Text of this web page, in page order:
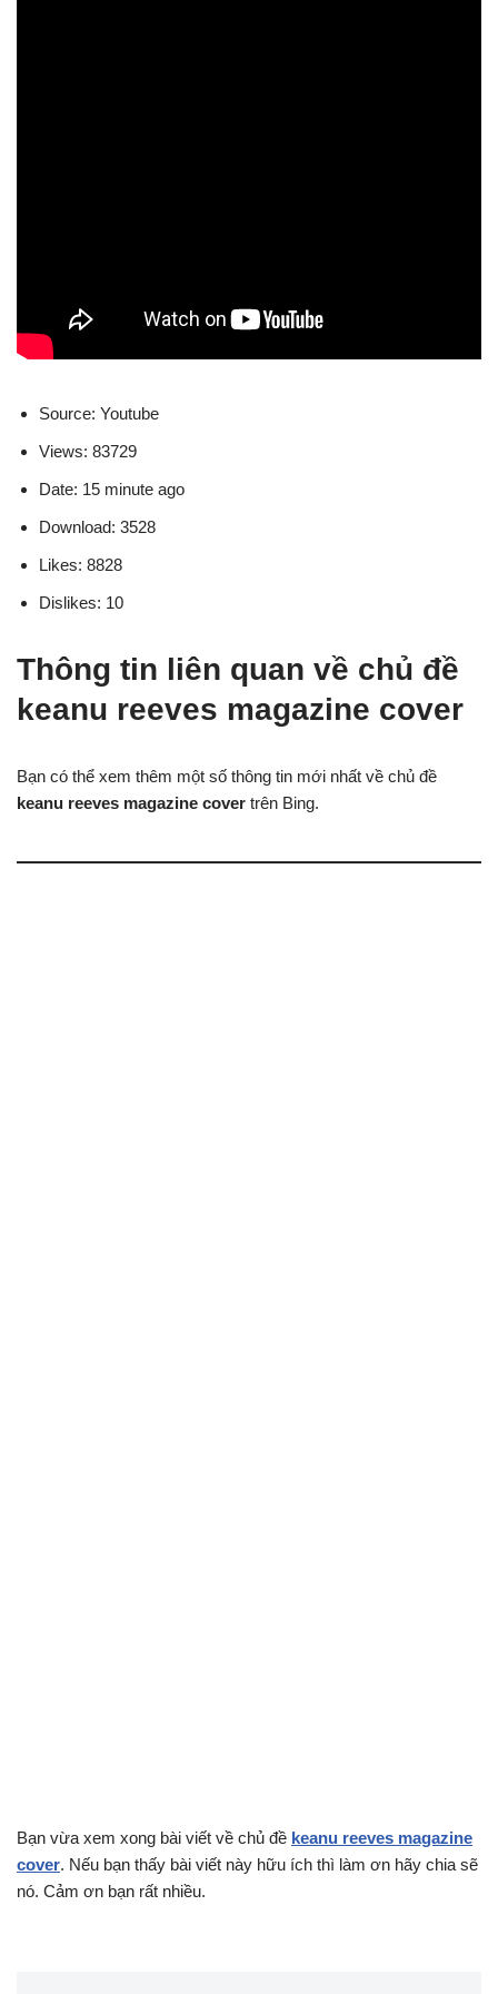
Source: Youtube
Views: 83729
Date: 15 minute ago
Download: 3528
Likes: 8828
Dislikes: 10
Thông tin liên quan về chủ đề
keanu reeves magazine cover
Bạn có thể xem thêm một số thông tin mới nhất về chủ đề
keanu reeves magazine cover trên Bing.
Bạn vừa xem xong bài viết về chủ đề keanu reeves magazine
cover. Nếu bạn thấy bài viết này hữu ích thì làm ơn hãy chia sẽ
nó. Cảm ơn bạn rất nhiều.